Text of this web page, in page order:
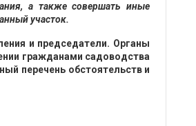
а также совершать иные
участок.
и председатели. Органы
гражданами садоводства
перечень обстоятельств и